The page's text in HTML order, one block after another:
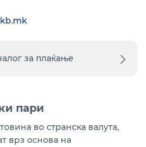
за плаќање
пари
во странска валута,
врз основа на